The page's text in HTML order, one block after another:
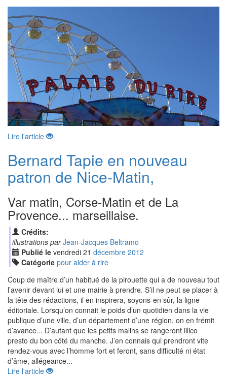
Lire l'article
Bernard Tapie en nouveau
patron de Nice-Matin,
Var matin, Corse-Matin et de La
Provence... marseillaise.
Crédits:
illustrations par Jean-Jacques Beltramo
Publié le vendredi 21 décembre 2012
Catégorie pour aider à rire
Coup de maître d’un habitué de la pirouette qui a de nouveau tout
l’avenir devant lui et une mairie à prendre. S’il ne peut se placer à
la tête des rédactions, il en inspirera, soyons-en sûr, la ligne
éditoriale. Lorsqu’on connait le poids d’un quotidien dans la vie
publique d’une ville, d’un département d’une région, on en frémit
d’avance... D’autant que les petits malins se rangeront illico
presto du bon côté du manche. J’en connais qui prendront vite
rendez-vous avec l’homme fort et feront, sans difficulté ni état
d’âme, allégeance...
Lire l'article